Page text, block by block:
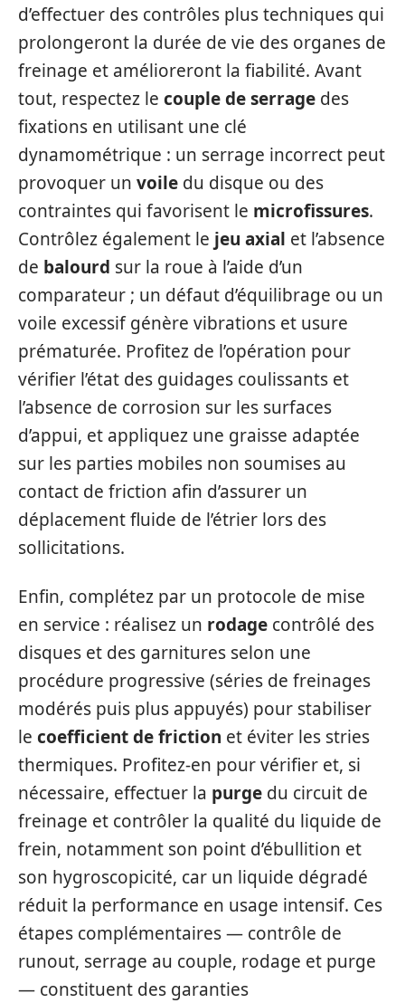
d’effectuer des contrôles plus techniques qui
prolongeront la durée de vie des organes de
freinage et amélioreront la fiabilité. Avant
tout, respectez le couple de serrage des
fixations en utilisant une clé
dynamométrique : un serrage incorrect peut
provoquer un voile du disque ou des
contraintes qui favorisent le microfissures.
Contrôlez également le jeu axial et l’absence
de balourd sur la roue à l’aide d’un
comparateur ; un défaut d’équilibrage ou un
voile excessif génère vibrations et usure
prématurée. Profitez de l’opération pour
vérifier l’état des guidages coulissants et
l’absence de corrosion sur les surfaces
d’appui, et appliquez une graisse adaptée
sur les parties mobiles non soumises au
contact de friction afin d’assurer un
déplacement fluide de l’étrier lors des
sollicitations.
Enfin, complétez par un protocole de mise
en service : réalisez un rodage contrôlé des
disques et des garnitures selon une
procédure progressive (séries de freinages
modérés puis plus appuyés) pour stabiliser
le coefficient de friction et éviter les stries
thermiques. Profitez-en pour vérifier et, si
nécessaire, effectuer la purge du circuit de
freinage et contrôler la qualité du liquide de
frein, notamment son point d’ébullition et
son hygroscopicité, car un liquide dégradé
réduit la performance en usage intensif. Ces
étapes complémentaires — contrôle de
runout, serrage au couple, rodage et purge
— constituent des garanties